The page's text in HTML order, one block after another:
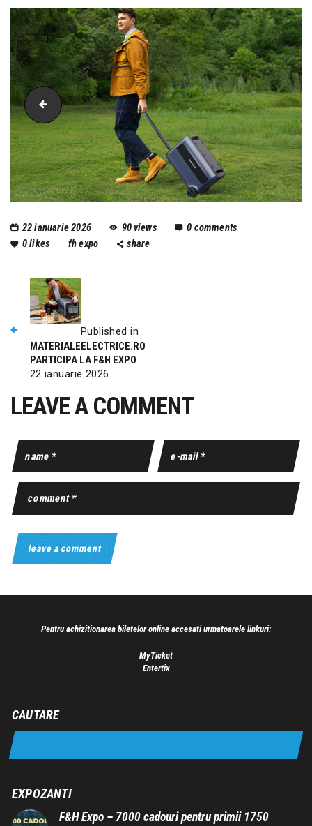
foto-generic
22 ianuarie 2026 90views 0 comments
0likes fh expo share
Published in
MATERIALEELECTRICE.RO
PARTICIPA LA F&H EXPO
22 ianuarie 2026
LEAVE A COMMENT
Pentru achizitionarea biletelor online accesati urmatoarele linkuri:
MyTicket
Entertix
CAUTARE
EXPOZANTI
F&H Expo – 7000 cadouri pentru primii 1750